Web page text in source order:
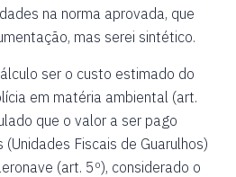
na norma aprovada, que
mas serei sintético.
ser o custo estimado do
em matéria ambiental (art.
que o valor a ser pago
Fiscais de Guarulhos)
(art. 5º), considerado o